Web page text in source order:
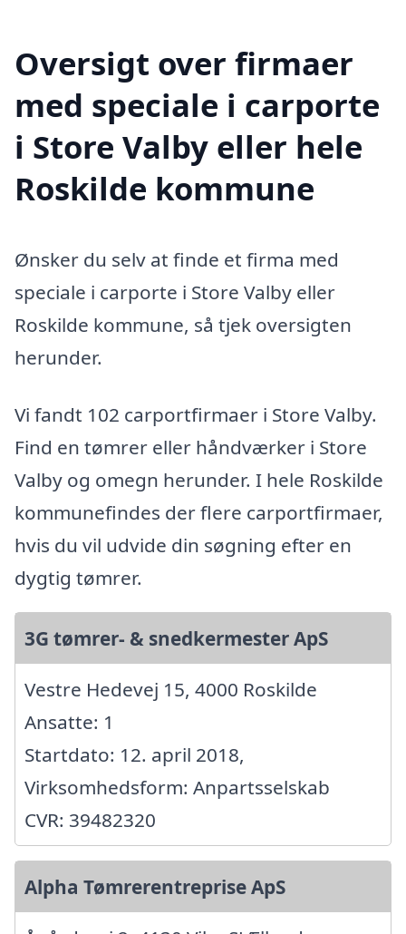
Oversigt over firmaer
med speciale i carporte
i Store Valby eller hele
Roskilde kommune
Ønsker du selv at finde et firma med
speciale i carporte i Store Valby eller
Roskilde kommune, så tjek oversigten
herunder.
Vi fandt 102 carportfirmaer i Store Valby.
Find en tømrer eller håndværker i Store
Valby og omegn herunder. I hele Roskilde
kommunefindes der flere carportfirmaer,
hvis du vil udvide din søgning efter en
dygtig tømrer.
3G tømrer- & snedkermester ApS
Vestre Hedevej 15, 4000 Roskilde
Ansatte: 1
Startdato: 12. april 2018,
Virksomhedsform: Anpartsselskab
CVR: 39482320
Alpha Tømrerentreprise ApS